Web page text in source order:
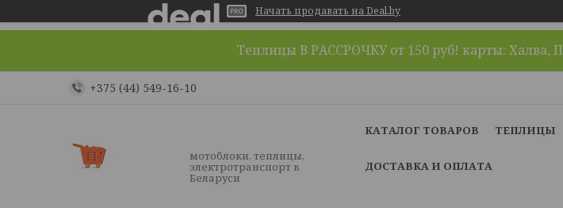
Начать продавать на Deal.by
Теплицы В РАССРОЧКУ от 150 руб! карты: Халва,
+375 (44) 549-16-10
мотоблоки, теплицы,
электротранспорт в
Беларуси
КАТАЛОГ ТОВАРОВ ТЕПЛИЦЫ
ДОСТАВКА И ОПЛАТА